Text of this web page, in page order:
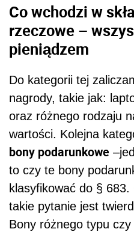
Co wchodzi w
rzeczowe –
pieniądzem
Do kategorii tej
nagrody, takie jak:
oraz różnego rodzaju
wartości. Kolejna
bony podarunkowe
to czy te bony
klasyfikować do §
takie pytanie jest
Bony różnego typu